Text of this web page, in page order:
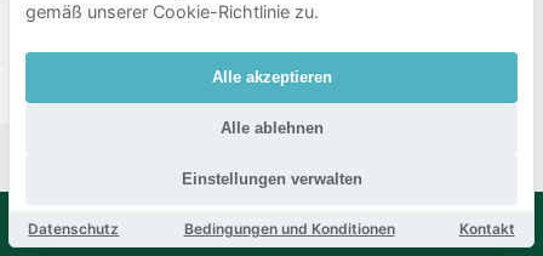
Korenmarkt Merad Restaurant
gemäß unserer Cookie-Richtlinie zu.
Alle akzeptieren
Alle ablehnen
Einstellungen verwalten
Datenschutz Bedingungen und Konditionen Kontakt